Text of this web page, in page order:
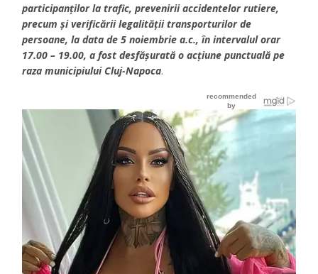
participanților la trafic, prevenirii accidentelor rutiere,
precum și verificării legalității transporturilor de
persoane, la data de 5 noiembrie a.c., în intervalul orar
17.00 – 19.00, a fost desfășurată o acțiune punctuală pe
raza municipiului Cluj-Napoca.